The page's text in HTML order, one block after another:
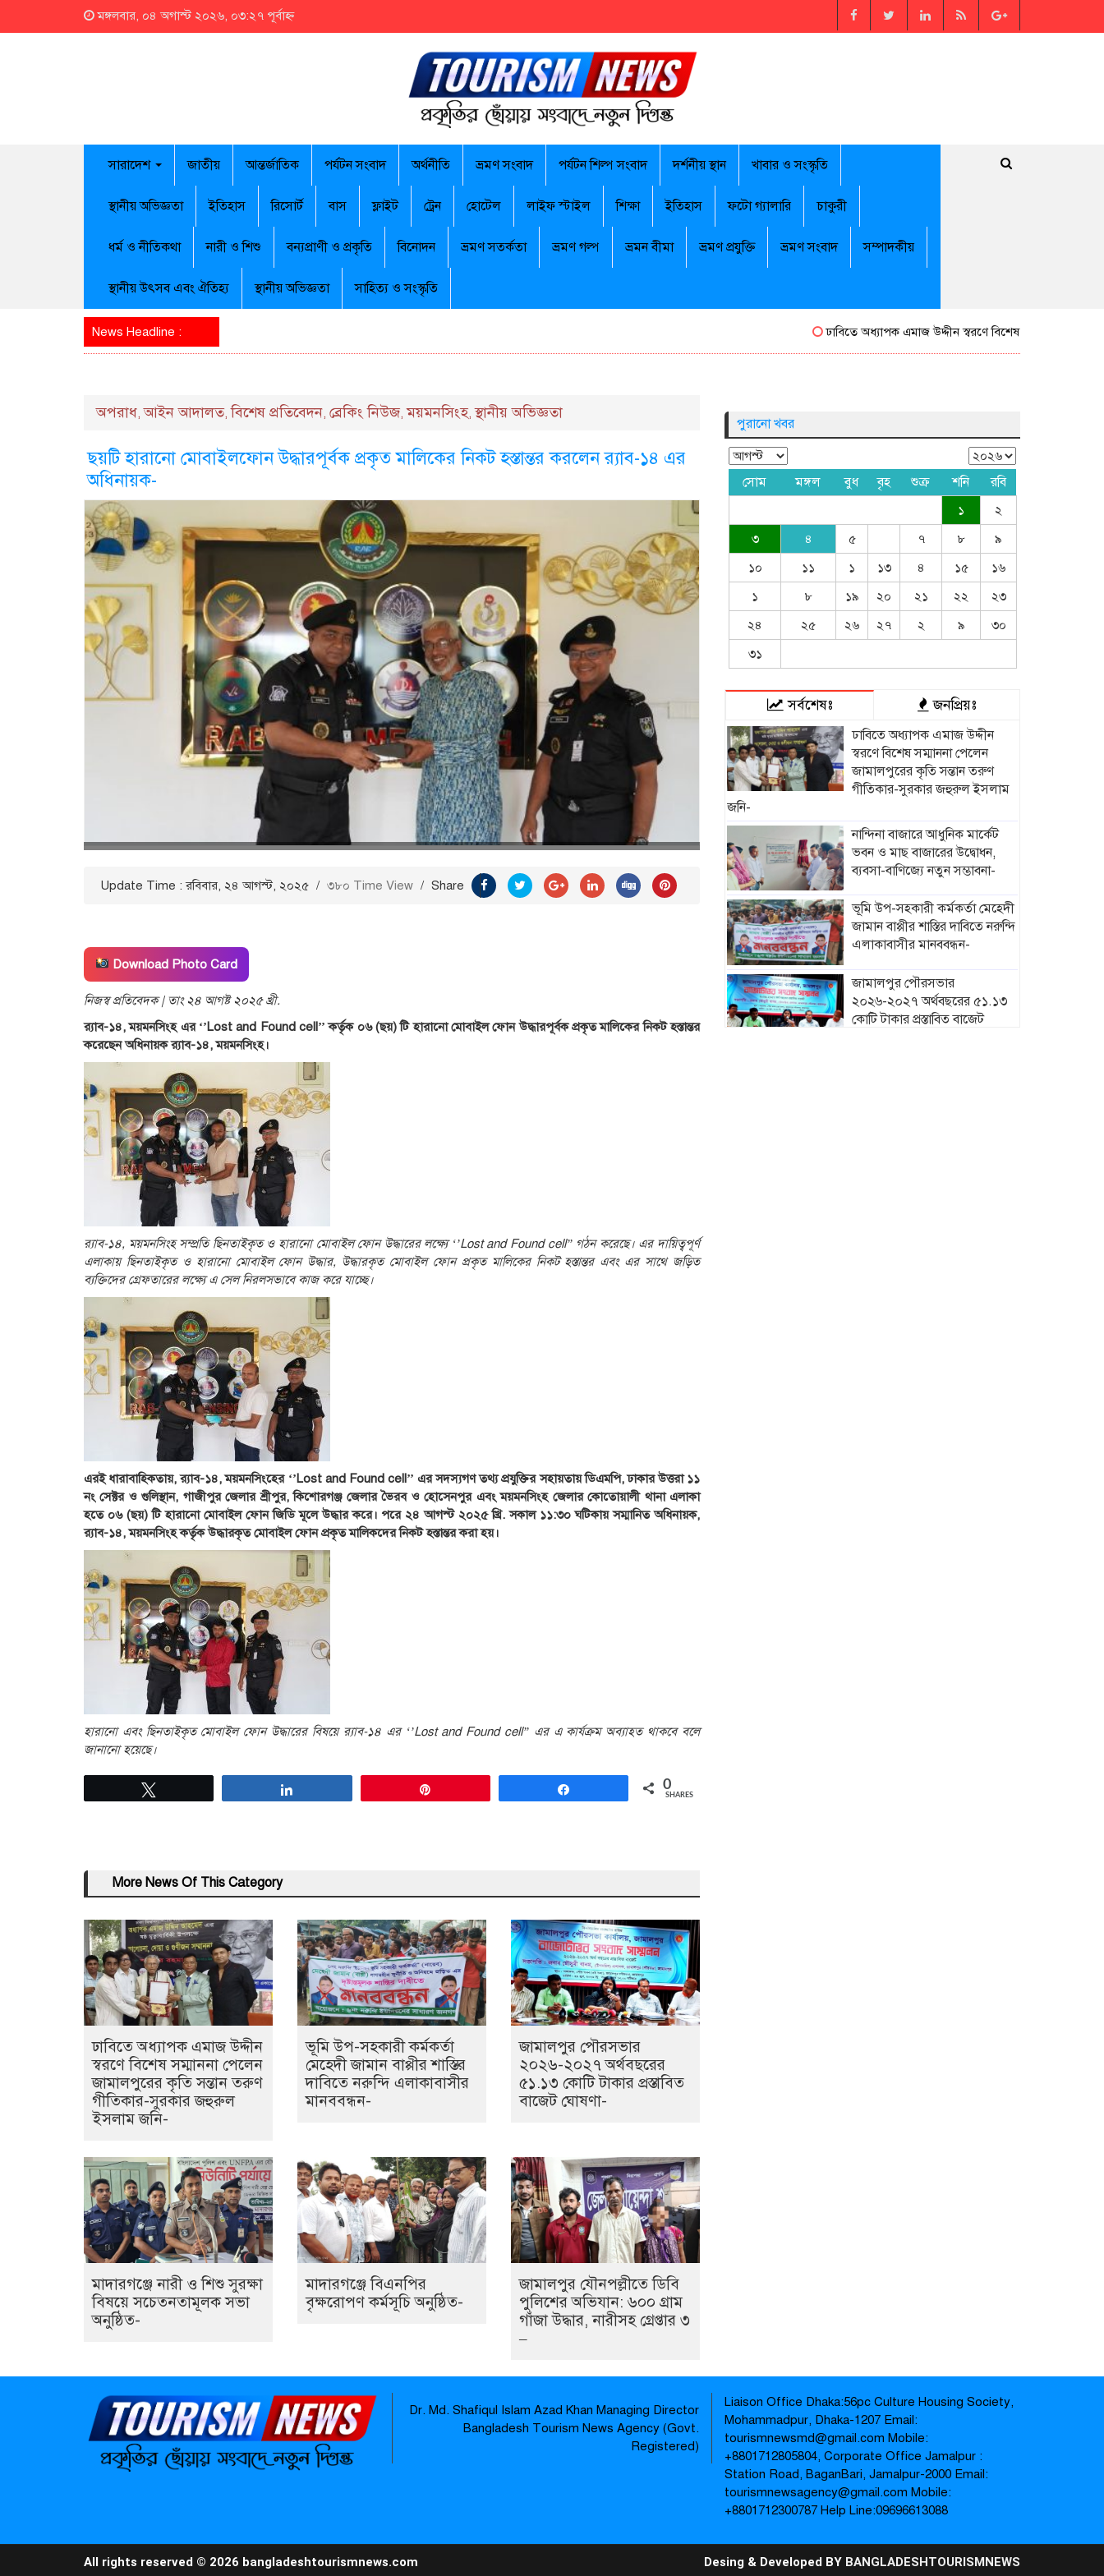
মঙ্গলবার, ০৪ অগাস্ট ২০২৬, ০৩:২৭ পূর্বাহ্ন
সারাদেশ জাতীয় আন্তর্জাতিক পর্যটন সংবাদ অর্থনীতি ভ্রমণ সংবাদ পর্যটন শিল্প সংবাদ দর্শনীয় স্থান খাবার ও সংস্কৃতি
স্থানীয় অভিজ্ঞতা ইতিহাস রিসোর্ট বাস ফ্লাইট ট্রেন হোটেল লাইফ স্টাইল শিক্ষা ইতিহাস ফটো গ্যালারি চাকুরী
ধর্ম ও নীতিকথা নারী ও শিশু বন্যপ্রাণী ও প্রকৃতি বিনোদন ভ্রমণ সতর্কতা ভ্রমণ গল্প ভ্রমন বীমা ভ্রমণ প্রযুক্তি ভ্রমণ সংবাদ সম্পাদকীয়
স্থানীয় উৎসব এবং ঐতিহ্য স্থানীয় অভিজ্ঞতা সাহিত্য ও সংস্কৃতি
News Headline : ঢাবিতে অধ্যাপক এমাজ উদ্দীন স্বরণে বিশেষ সম্মাননা পেলেন
অপরাধ,আইন আদালত,বিশেষ প্রতিবেদন, ব্রেকিং নিউজ,ময়মনসিংহ,স্থানীয় অভিজ্ঞতা
ছয়টি হারানো মোবাইলফোন উদ্ধারপূর্বক প্রকৃত মালিকের নিকট হস্তান্তর করলেন র‌্যাব-১৪ এর
অধিনায়ক-
Update Time : রবিবার, ২৪ আগস্ট, ২০২৫ / ৩৮০ Time View / Share
Download Photo Card
নিজস্ব প্রতিবেদক | তাং ২৪ আগষ্ট ২০২৫ খ্রী.
র‌্যাব-১৪, ময়মনসিংহ এর ‘’Lost and Found cell’’ কর্তৃক ০৬ (ছয়) টি হারানো মোবাইল ফোন উদ্ধারপূর্বক প্রকৃত মালিকের নিকট হস্তান্তর
করেছেন অধিনায়ক র‌্যাব-১৪, ময়মনসিংহ।
র‍্যাব-১৪, ময়মনসিংহ সম্প্রতি ছিনতাইকৃত ও হারানো মোবাইল ফোন উদ্ধারের লক্ষ্যে ‘’Lost and Found cell’’ গঠন করেছে। এর দায়িত্বপূর্ণ
এলাকায় ছিনতাইকৃত ও হারানো মোবাইল ফোন উদ্ধার, উদ্ধারকৃত মোবাইল ফোন প্রকৃত মালিকের নিকট হস্তান্তর এবং এর সাথে জড়িত
ব্যক্তিদের গ্রেফতারের লক্ষ্যে এ সেল নিরলসভাবে কাজ করে যাচ্ছে।
এরই ধারাবাহিকতায়, র‌্যাব-১৪, ময়মনসিংহের ‘’Lost and Found cell’’ এর সদস্যগণ তথ্য প্রযুক্তির সহায়তায় ডিএমপি, ঢাকার উত্তরা ১১
নং সেক্টর ও গুলিস্থান, গাজীপুর জেলার শ্রীপুর, কিশোরগঞ্জ জেলার ভৈরব ও হোসেনপুর এবং ময়মনসিংহ জেলার কোতোয়ালী থানা এলাকা
হতে ০৬ (ছয়) টি হারানো মোবাইল ফোন জিডি মূলে উদ্ধার করে। পরে ২৪ আগস্ট ২০২৫ খ্রি. সকাল ১১:৩০ ঘটিকায় সম্মানিত অধিনায়ক,
র‌্যাব-১৪, ময়মনসিংহ কর্তৃক উদ্ধারকৃত মোবাইল ফোন প্রকৃত মালিকদের নিকট হস্তান্তর করা হয়।
হারানো এবং ছিনতাইকৃত মোবাইল ফোন উদ্ধারের বিষয়ে র‌্যাব-১৪ এর ‘’Lost and Found cell’’ এর এ কার্যক্রম অব্যাহত থাকবে বলে
জানানো হয়েছে।
0
SHARES
More News Of This Category
ঢাবিতে অধ্যাপক এমাজ উদ্দীন
স্বরণে বিশেষ সম্মাননা পেলেন
জামালপুরের কৃতি সন্তান তরুণ
গীতিকার-সুরকার জহুরুল
ইসলাম জনি-
ভূমি উপ-সহকারী কর্মকর্তা
মেহেদী জামান বাপ্পীর শাস্তির
দাবিতে নরুন্দি এলাকাবাসীর
মানববন্ধন-
জামালপুর পৌরসভার
২০২৬-২০২৭ অর্থবছরের
৫১.১৩ কোটি টাকার প্রস্তাবিত
বাজেট ঘোষণা-
মাদারগঞ্জে নারী ও শিশু সুরক্ষা
বিষয়ে সচেতনতামূলক সভা
অনুষ্ঠিত-
মাদারগঞ্জে বিএনপির
বৃক্ষরোপণ কর্মসূচি অনুষ্ঠিত-
জামালপুর যৌনপল্লীতে ডিবি
পুলিশের অভিযান: ৬০০ গ্রাম
গাঁজা উদ্ধার, নারীসহ গ্রেপ্তার ৩
–
পুরানো খবর
সোম মঙ্গল বুধ বৃহ শুক্র শনি রবি
১
২
৩
৪ ৫ ৭ ৮
৯
১০
১১ ১ ১৩ ৪ ১৫
১৬
১
৮ ১৯ ২০ ২১ ২২
২৩
২৪
২৫ ২৬ ২৭ ২ ৯
৩০
৩১
সর্বশেষঃ জনপ্রিয়ঃ
ঢাবিতে অধ্যাপক এমাজ উদ্দীন
স্বরণে বিশেষ সম্মাননা পেলেন
জামালপুরের কৃতি সন্তান তরুণ
গীতিকার-সুরকার জহুরুল ইসলাম
জনি-
নান্দিনা বাজারে আধুনিক মার্কেট
ভবন ও মাছ বাজারের উদ্বোধন,
ব্যবসা-বাণিজ্যে নতুন সম্ভাবনা-
ভূমি উপ-সহকারী কর্মকর্তা মেহেদী
জামান বাপ্পীর শাস্তির দাবিতে নরুন্দি
এলাকাবাসীর মানববন্ধন-
জামালপুর পৌরসভার
২০২৬-২০২৭ অর্থবছরের ৫১.১৩
কোটি টাকার প্রস্তাবিত বাজেট
Dr. Md. Shafiqul Islam Azad Khan Managing Director
Bangladesh Tourism News Agency (Govt.
Registered)
Liaison Office Dhaka:56pc Culture Housing Society,
Mohammadpur, Dhaka-1207 Email:
tourismnewsmd@gmail.com Mobile:
‪+8801712805804‬, Corporate Office Jamalpur :
Station Road, BaganBari, Jamalpur-2000 Email:
tourismnewsagency@gmail.com Mobile:‪
+8801712300787‬ Help Line:09696613088
All rights reserved © 2026 bangladeshtourismnews.com Desing & Developed BY BANGLADESHTOURISMNEWS